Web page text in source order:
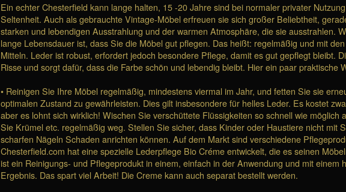
Ein echter Chesterfield kann lange halten, 15 -20 Jahre sind bei normaler privater
Seltenheit. Auch als gebrauchte Vintage-Möbel erfreuen sie sich großer Beliebtheit,
starken und lebendigen Ausstrahlung und der warmen Atmosphäre, die sie ausstrahlen.
lange Lebensdauer ist, dass Sie die Möbel gut pflegen. Das heißt: regelmäßig und mit
Mitteln. Leder ist robust, erfordert jedoch besondere Pflege, damit es gut gepflegt bleibt.
Risse und sorgt dafür, dass die Farbe schön und lebendig bleibt. Hier ein paar praktische
• Reinigen Sie Ihre Möbel regelmäßig, mindestens viermal im Jahr, und fetten Sie sie
optimalen Zustand zu gewährleisten. Dies gilt insbesondere für helles Leder. Es kostet
aber es lohnt sich wirklich! Wischen Sie verschüttete Flüssigkeiten so schnell wie möglich
Sie Krümel etc. regelmäßig weg. Stellen Sie sicher, dass Kinder oder Haustiere nicht mit
scharfen Nägeln Schaden anrichten können. Auf dem Markt sind verschiedene
Chesterfield.com hat eine spezielle Lederpflege Bio Créme entwickelt, die es seinen
ist ein Reinigungs- und Pflegeprodukt in einem, einfach in der Anwendung und mit einem
Ergebnis. Das spart viel Arbeit! Die Creme kann auch separat bestellt werden.